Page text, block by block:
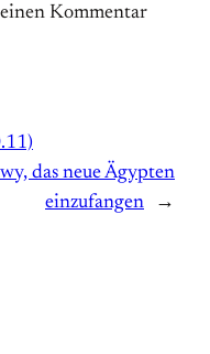
Kommentar
das neue Ägypten
einzufangen
→